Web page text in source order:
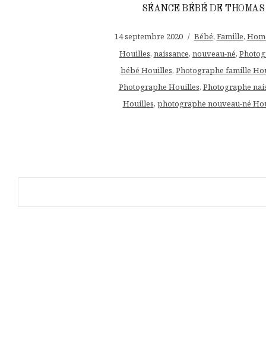
SÉANCE BÉBÉ DE THOMAS
14 septembre 2020 Bébé, Famille,
Houilles, naissance, nouveau-né,
bébé Houilles, Photographe famille
Photographe Houilles, Photographe
Houilles, photographe nouveau-né